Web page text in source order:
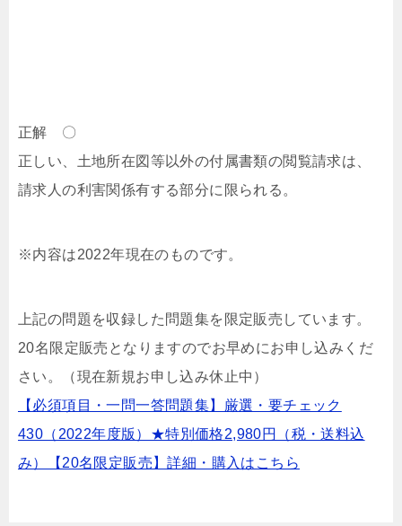
正解 〇
正しい、土地所在図等以外の付属書類の閲覧請求は、
請求人の利害関係有する部分に限られる。
※内容は2022年現在のものです。
上記の問題を収録した問題集を限定販売しています。
20名限定販売となりますのでお早めにお申し込みくだ
さい。（現在新規お申し込み休止中）
【必須項目・一問一答問題集】厳選・要チェック
430（2022年度版）★特別価格2,980円（税・送料込
み）【20名限定販売】詳細・購入はこちら